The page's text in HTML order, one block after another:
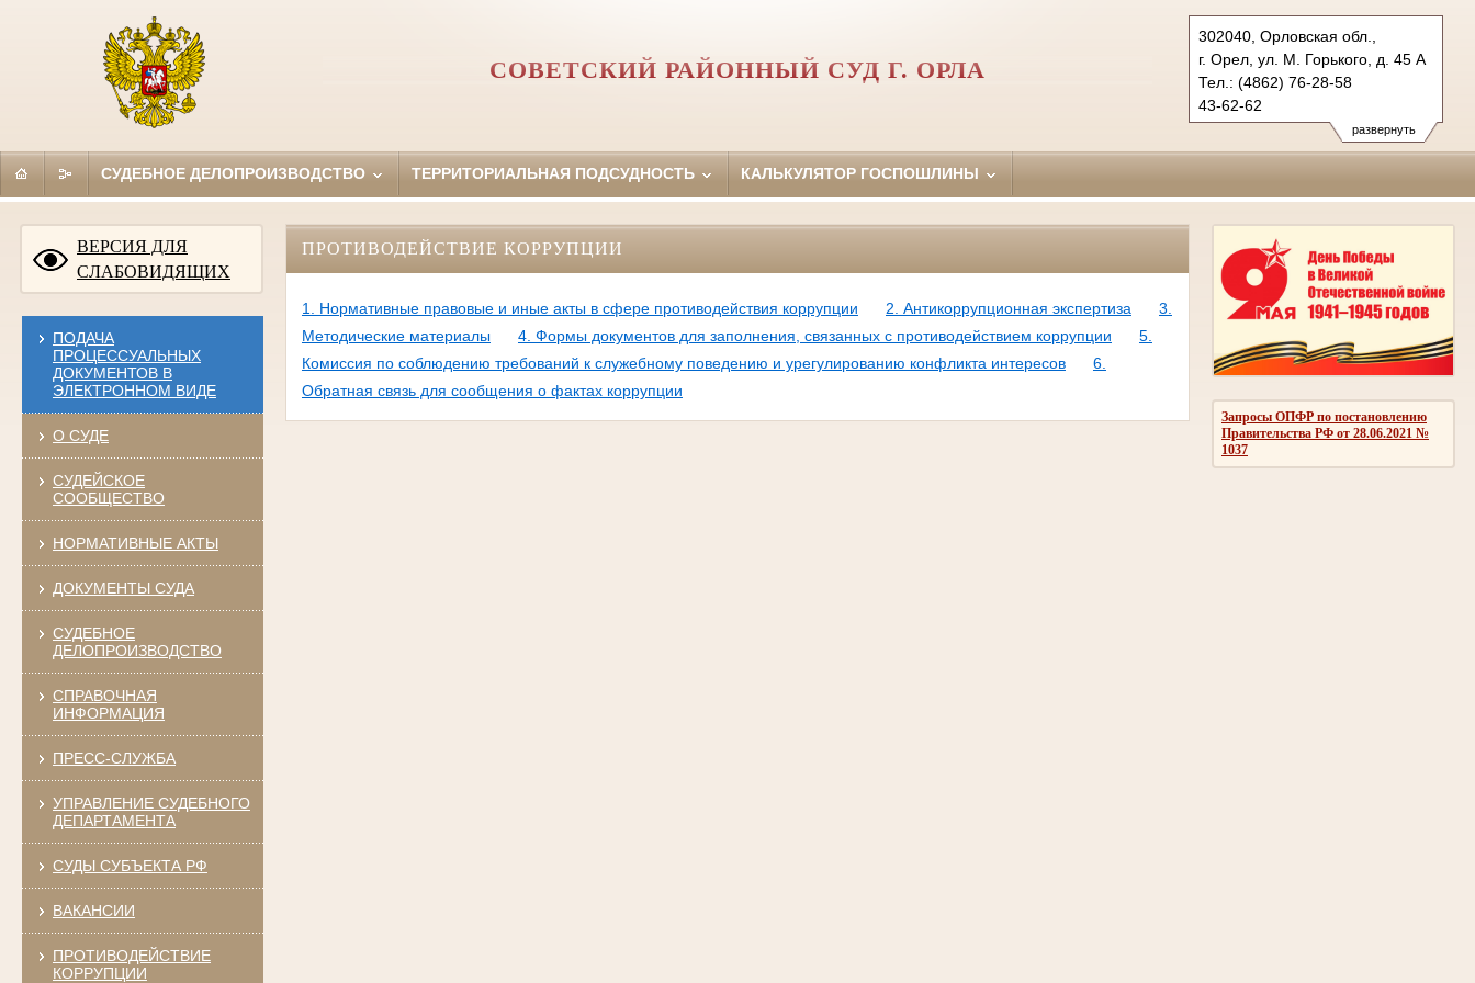
развернуть
302040, Орловская обл.,
г. Орел, ул. М. Горького, д. 45 А
Тел.: (4862) 76-28-58
43-62-62
sovetsky.orl@sudrf.ru
СОВЕТСКИЙ РАЙОННЫЙ СУД Г. ОРЛА
СУДЕБНОЕ ДЕЛОПРОИЗВОДСТВО ТЕРРИТОРИАЛЬНАЯ ПОДСУДНОСТЬ КАЛЬКУЛЯТОР ГОСПОШЛИНЫ
ВЕРСИЯ ДЛЯ
СЛАБОВИДЯЩИХ
ПОДАЧА
ПРОЦЕССУАЛЬНЫХ
ДОКУМЕНТОВ В
ЭЛЕКТРОННОМ ВИДЕ
О СУДЕ
СУДЕЙСКОЕ
СООБЩЕСТВО
НОРМАТИВНЫЕ АКТЫ
ДОКУМЕНТЫ СУДА
СУДЕБНОЕ
ДЕЛОПРОИЗВОДСТВО
СПРАВОЧНАЯ
ИНФОРМАЦИЯ
ПРЕСС-СЛУЖБА
УПРАВЛЕНИЕ СУДЕБНОГО
ДЕПАРТАМЕНТА
СУДЫ СУБЪЕКТА РФ
ВАКАНСИИ
ПРОТИВОДЕЙСТВИЕ
КОРРУПЦИИ
Запросы ОПФР по постановлению
Правительства РФ от 28.06.2021 №
1037
ПРОТИВОДЕЙСТВИЕ КОРРУПЦИИ
1. Нормативные правовые и иные акты в сфере противодействия коррупции 2. Антикоррупционная экспертиза
3.
Методические материалы
4. Формы документов для заполнения, связанных с противодействием коррупции
5.
Комиссия по соблюдению требований к служебному поведению и урегулированию конфликта интересов
6.
Обратная связь для сообщения о фактах коррупции